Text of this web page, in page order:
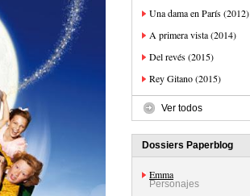
Una dama en París (2012)
A primera vista (2014)
Del revés (2015)
Rey Gitano (2015)
Ver todos
Dossiers Paperblog
Emma
Personajes